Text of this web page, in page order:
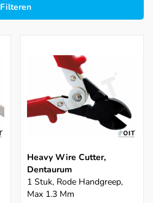
Filteren
Heavy Wire Cutter,
Dentaurum
1 Stuk, Rode Handgreep,
Max 1.3 Mm